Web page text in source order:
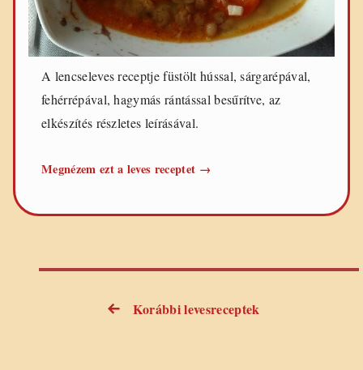
A lencseleves receptje füstölt hússal, sárgarépával,
fehérrépával, hagymás rántással besűrítve, az
elkészítés részletes leírásával.
Megnézem ezt a leves receptet Lencseleves
→
Korábbi levesreceptek